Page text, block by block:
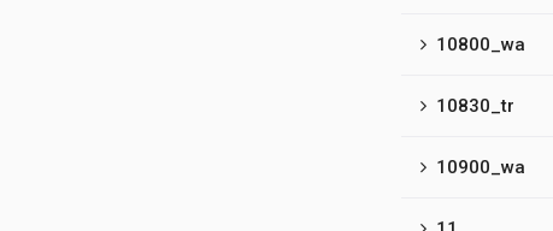
10800_wa
10830_tr
10900_wa